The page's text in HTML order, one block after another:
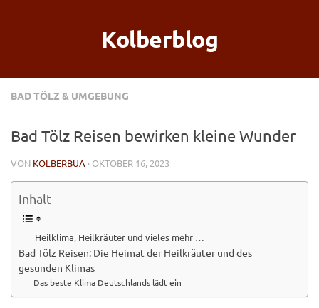
Kolberblog
BAD TÖLZ & UMGEBUNG
Bad Tölz Reisen bewirken kleine Wunder
VON KOLBERBUA · OKTOBER 16, 2023
Inhalt
Heilklima, Heilkräuter und vieles mehr …
Bad Tölz Reisen: Die Heimat der Heilkräuter und des
gesunden Klimas
Das beste Klima Deutschlands lädt ein